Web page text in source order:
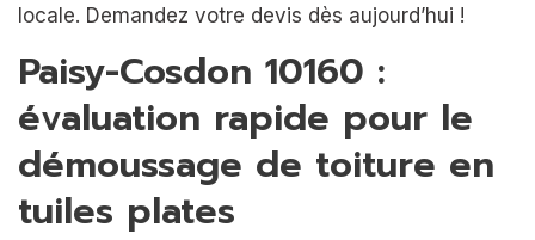
locale. Demandez votre devis dès aujourd’hui !
Paisy-Cosdon 10160 :
évaluation rapide pour le
démoussage de toiture en
tuiles plates